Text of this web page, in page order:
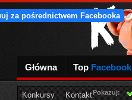
Główna Top Facebook
Konkursy KontaktPokazuj: